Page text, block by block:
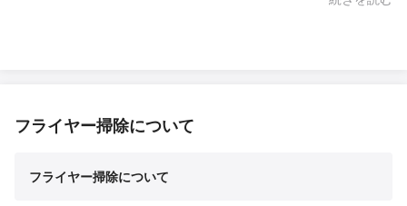
フライヤー掃除について
フライヤー掃除について